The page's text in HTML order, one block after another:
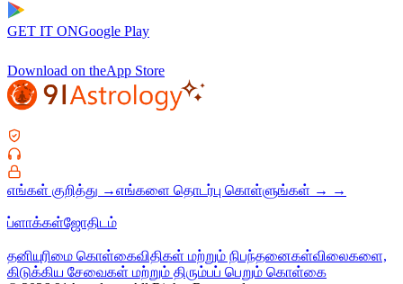
GET IT ONGoogle Play
Download on theApp Store
எங்கள் குறித்து →எங்களை தொடர்பு கொள்ளுங்கள் → →
ப்ளாக்கள்ஜோதிடம்
தனியுரிமை கொள்கைவிதிகள் மற்றும் நிபந்தனைகள்விலைகளை,
கிடுக்கிய சேவைகள் மற்றும் திரும்பப் பெறும் கொள்கை